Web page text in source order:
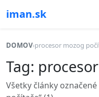
iman.sk
DOMOV›procesor mozog
Tag:
Všetky články